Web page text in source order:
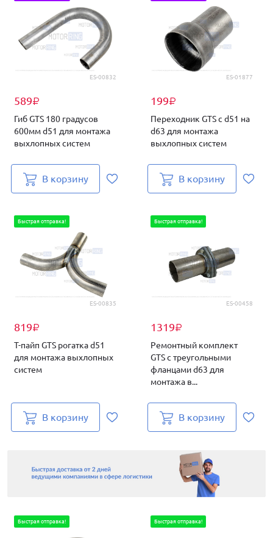
ES-00832
589₽
Гиб GTS 180 градусов
600мм d51 для монтажа
выхлопных систем
В корзину
ES-01877
199₽
Переходник GTS с d51 на
d63 для монтажа
выхлопных систем
В корзину
ES-00835
819₽
Быстрая отправка!
T-пайп GTS рогатка d51
для монтажа выхлопных
систем
В корзину
ES-00458
1319₽
Быстрая отправка!
Ремонтный комплект
GTS с треугольными
фланцами d63 для
монтажа в...
В корзину
Быстрая отправка! Быстрая отправка!